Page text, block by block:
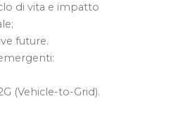
di vita e impatto
future.
(Vehicle-to-Grid).